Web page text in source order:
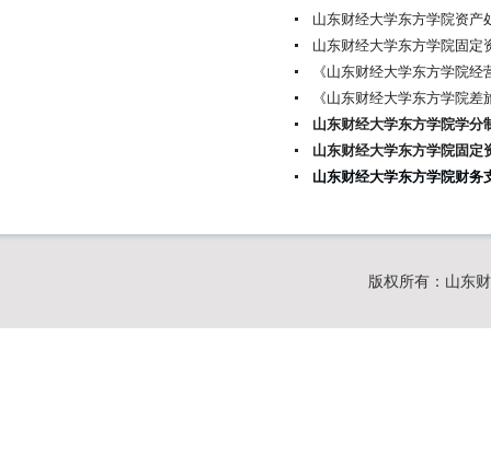
山东财经大学东方学院资产
山东财经大学东方学院固定
《山东财经大学东方学院
《山东财经大学东方学院差
山东财经大学东方学院学分
山东财经大学东方学院固定
山东财经大学东方学院财务
版权所有：山东